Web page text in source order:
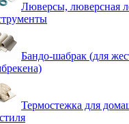
Люверсы, люверсная
Бандо-шабрак (для
Термостежка для